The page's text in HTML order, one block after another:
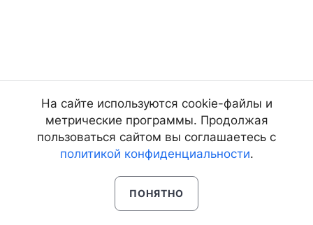
На сайте используются cookie-файлы и
метрические программы. Продолжая
пользоваться сайтом вы соглашаетесь с
политикой конфиденциальности.
ПОНЯТНО